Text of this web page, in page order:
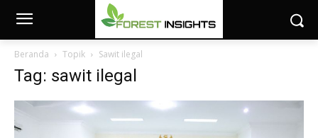
Beranda Topik Sawit ilegal
Tag: sawit ilegal